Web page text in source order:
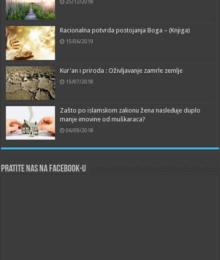
25/12/2018
Racionalna potvrda postojanja Boga – (Knjiga)
15/06/2019
Kur'an i priroda : Oživljavanje zamrle zemlje
15/07/2018
Zašto po islamskom zakonu žena nasleđuje duplo
manje imovine od muškaraca?
06/09/2018
Pratite nas na Facebook-u